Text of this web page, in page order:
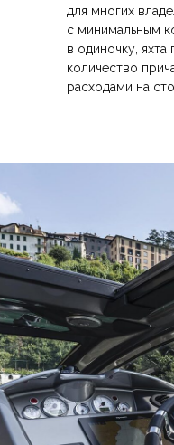
для многих
с минимальным
в одиночку,
количество
расходами на